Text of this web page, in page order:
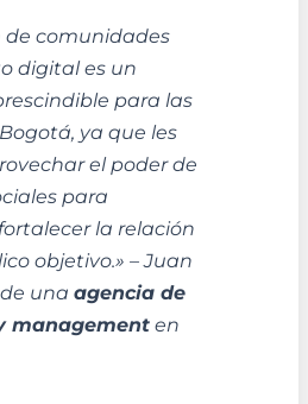
de comunidades
digital es un
para las
ya que les
el poder de
para
la relación
objetivo.» – Juan
de una agencia de
managementen